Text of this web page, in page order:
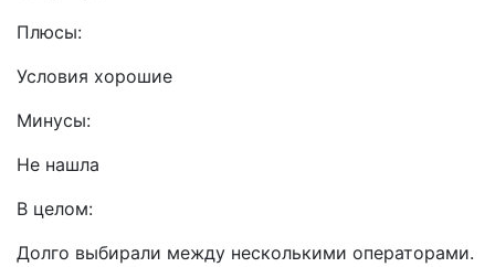
Плюсы:
Условия хорошие
Минусы:
Не нашла
В целом:
Долго выбирали между несколькими операторами.